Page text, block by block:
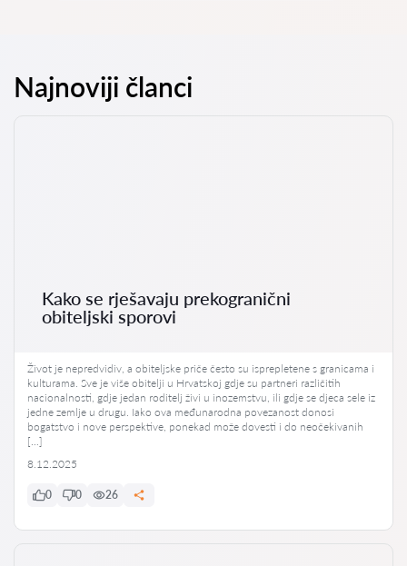
Najnoviji članci
Kako se rješavaju prekogranični
obiteljski sporovi
Život je nepredvidiv, a obiteljske priče često su isprepletene s granicama i
kulturama. Sve je više obitelji u Hrvatskoj gdje su partneri različitih
nacionalnosti, gdje jedan roditelj živi u inozemstvu, ili gdje se djeca sele iz
jedne zemlje u drugu. Iako ova međunarodna povezanost donosi
bogatstvo i nove perspektive, ponekad može dovesti i do neočekivanih
[…]
8.12.2025
0 0 26